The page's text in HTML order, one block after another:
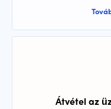
Átvétel az